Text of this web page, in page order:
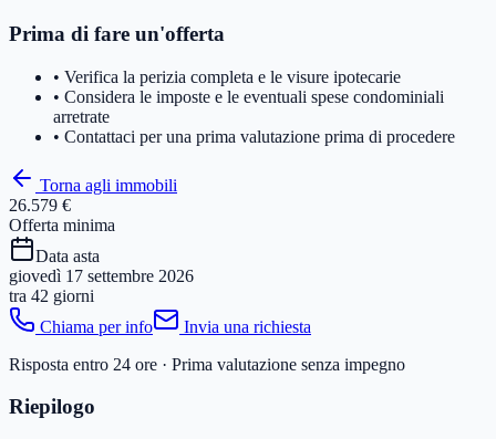
Prima di fare un'offerta
• Verifica la perizia completa e le visure ipotecarie
• Considera le imposte e le eventuali spese condominiali
arretrate
• Contattaci per una prima valutazione prima di procedere
Torna agli immobili
26.579 €
Offerta minima
Data asta
giovedì 17 settembre 2026
tra 42 giorni
Chiama per info
Invia una richiesta
Risposta entro 24 ore · Prima valutazione senza impegno
Riepilogo